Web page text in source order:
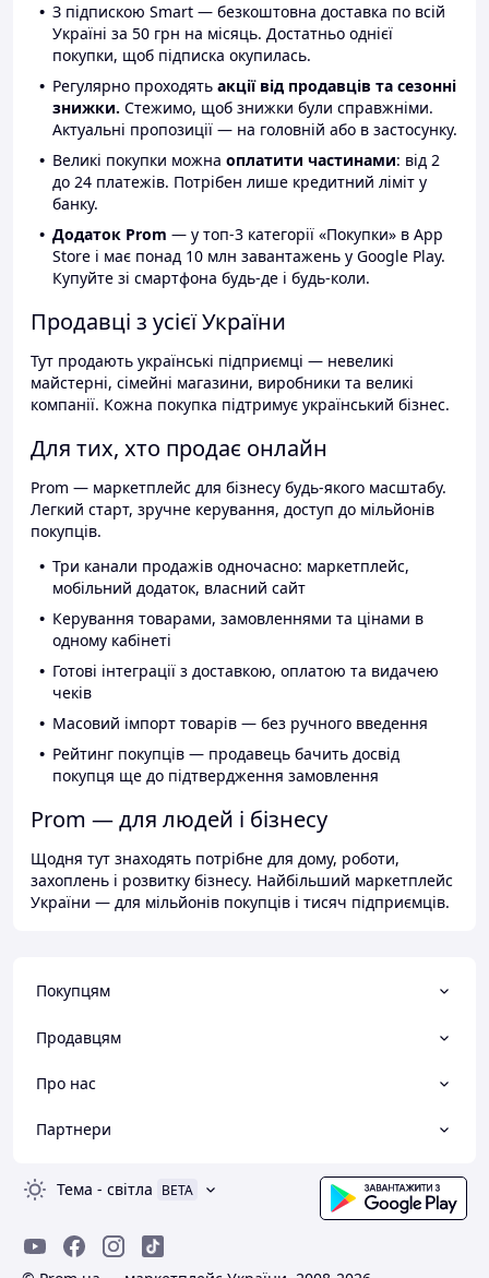
З підпискою Smart — безкоштовна доставка по всій
Україні за 50 грн на місяць. Достатньо однієї
покупки, щоб підписка окупилась.
Регулярно проходять акції від продавців та сезонні
знижки. Стежимо, щоб знижки були справжніми.
Актуальні пропозиції — на головній або в застосунку.
Великі покупки можна оплатити частинами: від 2
до 24 платежів. Потрібен лише кредитний ліміт у
банку.
Додаток Prom — у топ-3 категорії «Покупки» в App
Store і має понад 10 млн завантажень у Google Play.
Купуйте зі смартфона будь-де і будь-коли.
Продавці з усієї України
Тут продають українські підприємці — невеликі
майстерні, сімейні магазини, виробники та великі
компанії. Кожна покупка підтримує український бізнес.
Для тих, хто продає онлайн
Prom — маркетплейс для бізнесу будь-якого масштабу.
Легкий старт, зручне керування, доступ до мільйонів
покупців.
Три канали продажів одночасно: маркетплейс,
мобільний додаток, власний сайт
Керування товарами, замовленнями та цінами в
одному кабінеті
Готові інтеграції з доставкою, оплатою та видачею
чеків
Масовий імпорт товарів — без ручного введення
Рейтинг покупців — продавець бачить досвід
покупця ще до підтвердження замовлення
Prom — для людей і бізнесу
Щодня тут знаходять потрібне для дому, роботи,
захоплень і розвитку бізнесу. Найбільший маркетплейс
України — для мільйонів покупців і тисяч підприємців.
Покупцям
Продавцям
Про нас
Партнери
Тема - світла BETA